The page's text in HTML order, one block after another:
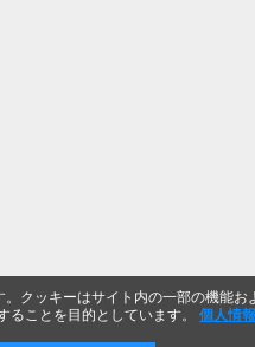
クッキーはサイト内の一部の機能お
ことを目的としています。
個人情